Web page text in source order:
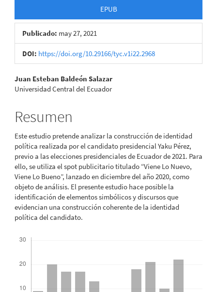
EPUB
Publicado: may 27, 2021
DOI: https://doi.org/10.29166/tyc.v1i22.2968
Contenido
del
artículo
Juan Esteban Baldeón Salazar
Universidad Central del Ecuador
Resumen
Este estudio pretende analizar la construcción de identidad
política realizada por el candidato presidencial Yaku Pérez,
previo a las elecciones presidenciales de Ecuador de 2021. Para
ello, se utiliza el spot publicitario titulado “Viene Lo Nuevo,
Viene Lo Bueno”, lanzado en diciembre del año 2020, como
objeto de análisis. El presente estudio hace posible la
identificación de elementos simbólicos y discursos que
evidencian una construcción coherente de la identidad
política del candidato.